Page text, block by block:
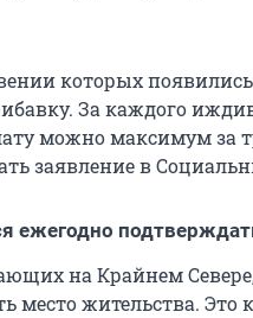
которых
За каждого
можно максимум за
заявление в
ежегодно
на Крайнем
место жительства. Это